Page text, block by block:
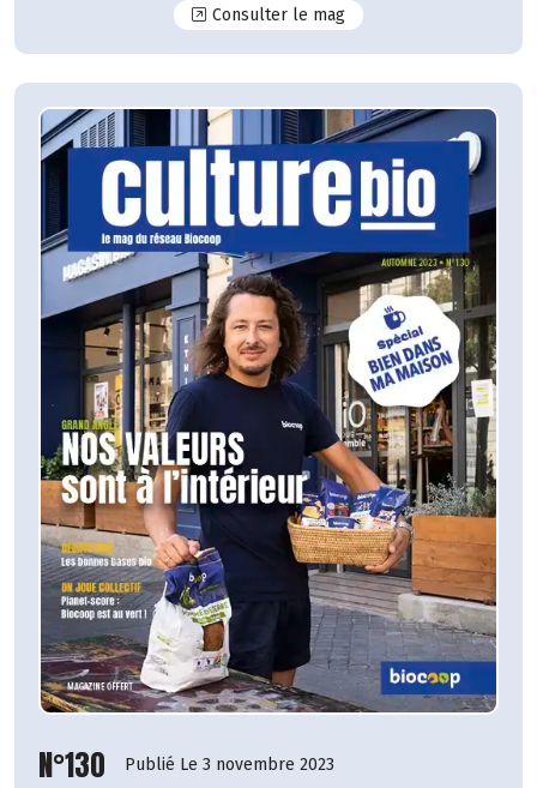
Consulter le magN°131
N°130 Publié Le 3 novembre 2023